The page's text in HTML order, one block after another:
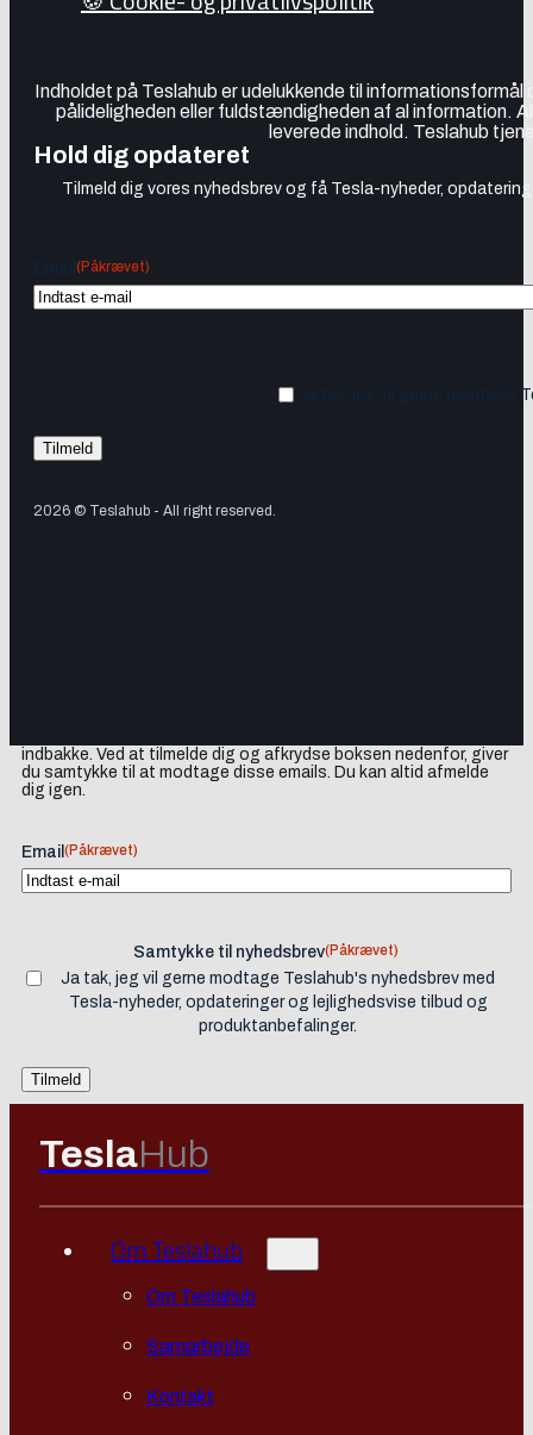
Indholdet på Teslahub er udelukkende til
pålideligheden eller fuldstændigheden af al information.
leverede indhold. Teslahub
Hold dig opdateret
Tilmeld dig vores nyhedsbrev og få Tesla-nyheder,
(Påkrævet)
Ja tak, jeg vil gerne modtage
2026 © Teslahub - All right reserved.
indbakke. Ved at tilmelde dig og afkrydse boksen nedenfor, giver
du samtykke til at modtage disse emails. Du kan altid afmelde
dig igen.
Email (Påkrævet)
Samtykke til nyhedsbrev(Påkrævet)
Ja tak, jeg vil gerne modtage Teslahub's nyhedsbrev med
Tesla-nyheder, opdateringer og lejlighedsvise tilbud og
produktanbefalinger.
TeslaHub
Om Teslahub
Om Teslahub
Samarbejde
Kontakt